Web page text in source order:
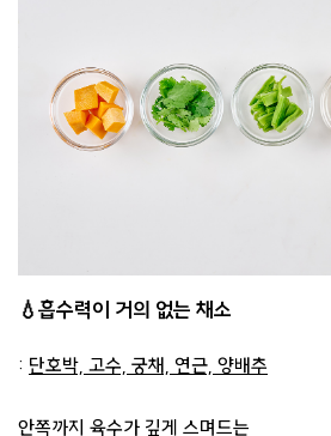
💧흡수력이 거의 없는 채소
: 단호박, 고수, 궁채, 연근, 양배추
안쪽까지 육수가 깊게 스며드는